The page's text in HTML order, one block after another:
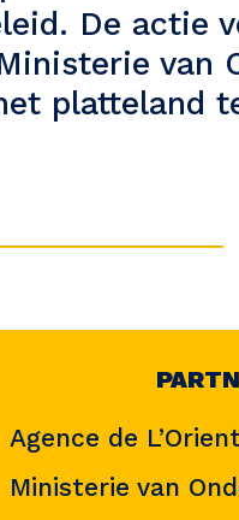
De actie
van
platteland
Agence de
Ministerie van